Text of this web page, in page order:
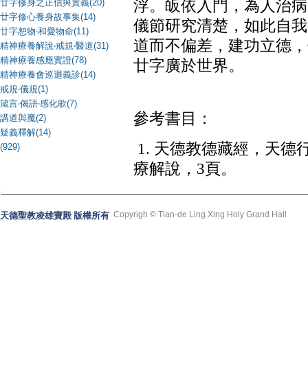
廿字修身之正信與實義(20)
廿字修心養身故事集(14)
廿字恕物‧和愛物命(11)
精神療養解說‧戒規‧醫道(31)
精神療養感應實證(78)
精神療養會巡迴義診(14)
戒規‧儀規(1)
箴言‧偈語‧感化歌(7)
講道與魔(2)
疑義釋解(14)
(929)
浮。皈依入門，為人治
儀節研究清楚，如此自
道而不偏差，建功立德
廿字廣於世界。
參考書目：
1. 天德教德藏經，天德
療解說， 3頁。
天德聖教凌雄寶殿 版權所有 Copyrigh © Tian-de Ling Xing Holy Grand Hall